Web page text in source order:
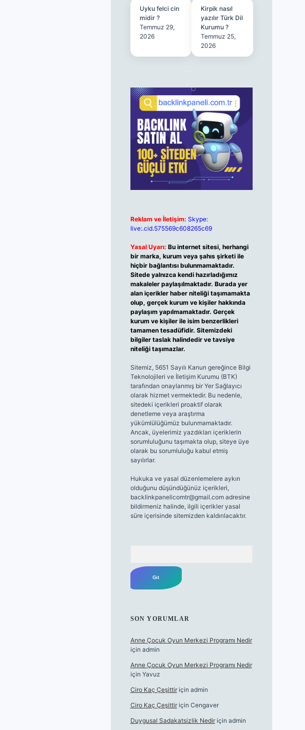
Uyku felci cin
midir ?
Temmuz 29,
2026
Kirpik nasıl
yazılır Türk Dil
Kurumu ?
Temmuz 25,
2026
Reklam ve İletişim: Skype:
live:.cid.575569c608265c69
Yasal Uyarı: Bu internet sitesi, herhangi
bir marka, kurum veya şahıs şirketi ile
hiçbir bağlantısı bulunmamaktadır.
Sitede yalnızca kendi hazırladığımız
makaleler paylaşılmaktadır. Burada yer
alan içerikler haber niteliği taşımamakta
olup, gerçek kurum ve kişiler hakkında
paylaşım yapılmamaktadır. Gerçek
kurum ve kişiler ile isim benzerlikleri
tamamen tesadüfidir. Sitemizdeki
bilgiler taslak halindedir ve tavsiye
niteliği taşımazlar.
Sitemiz, 5651 Sayılı Kanun gereğince Bilgi
Teknolojileri ve İletişim Kurumu (BTK)
tarafından onaylanmış bir Yer Sağlayıcı
olarak hizmet vermektedir. Bu nedenle,
sitedeki içerikleri proaktif olarak
denetleme veya araştırma
yükümlülüğümüz bulunmamaktadır.
Ancak, üyelerimiz yazdıkları içeriklerin
sorumluluğunu taşımakta olup, siteye üye
olarak bu sorumluluğu kabul etmiş
sayılırlar.
Hukuka ve yasal düzenlemelere aykırı
olduğunu düşündüğünüz içerikleri,
backlinkpanelicomtr@gmail.comadresine
bildirmeniz halinde, ilgili içerikler yasal
süre içerisinde sitemizden kaldırılacaktır.
SON YORUMLAR
Anne Çocuk Oyun Merkezi Programı Nedir
için admin
Anne Çocuk Oyun Merkezi Programı Nedir
için Yavuz
Ciro Kaç Çeşittiriçin admin
Ciro Kaç Çeşittiriçin Cengaver
Duygusal Sadakatsizlik Nediriçin admin